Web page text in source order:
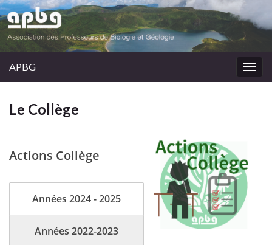
APBG
Le Collège
Actions Collège
Années 2024 - 2025
Années 2022-2023